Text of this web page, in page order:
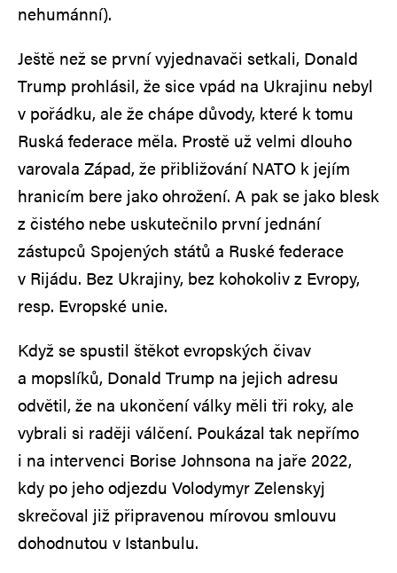
nehumánní).
Ještě než se první vyjednavači setkali, Donald
Trump prohlásil, že sice vpád na Ukrajinu nebyl
v pořádku, ale že chápe důvody, které k tomu
Ruská federace měla. Prostě už velmi dlouho
varovala Západ, že přibližování NATO k jejím
hranicím bere jako ohrožení. A pak se jako blesk
z čistého nebe uskutečnilo první jednání
zástupců Spojených států a Ruské federace
v Rijádu. Bez Ukrajiny, bez kohokoliv z Evropy,
resp. Evropské unie.
Když se spustil štěkot evropských čivav
a mopslíků, Donald Trump na jejich adresu
odvětil, že na ukončení války měli tři roky, ale
vybrali si raději válčení. Poukázal tak nepřímo
i na intervenci Borise Johnsona na jaře 2022,
kdy po jeho odjezdu Volodymyr Zelenskyj
skrečoval již připravenou mírovou smlouvu
dohodnutou v Istanbulu.